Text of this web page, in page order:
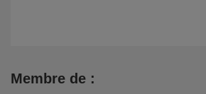
Membre de :